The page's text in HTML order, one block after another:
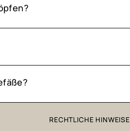
RECHTLICHE HINWEISE